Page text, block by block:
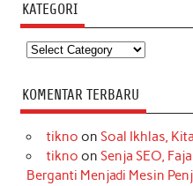
KATEGORI
Kategori
KOMENTAR TERBARU
tikno on Soal Ikhlas,
tikno on Senja SEO,
Berganti Menjadi Mesin